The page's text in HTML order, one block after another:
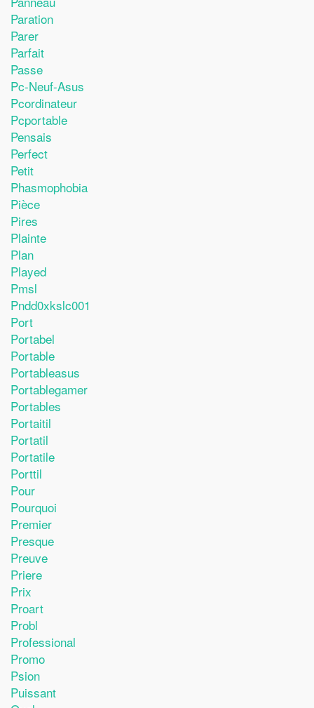
Paration
Parer
Parfait
Passe
Pc-Neuf-Asus
Pcordinateur
Pcportable
Pensais
Perfect
Petit
Phasmophobia
Pièce
Pires
Plainte
Plan
Played
Pmsl
Pndd0xkslc001
Port
Portabel
Portable
Portableasus
Portablegamer
Portables
Portaitil
Portatil
Portatile
Porttil
Pour
Pourquoi
Premier
Presque
Preuve
Priere
Prix
Proart
Probl
Professional
Promo
Psion
Puissant